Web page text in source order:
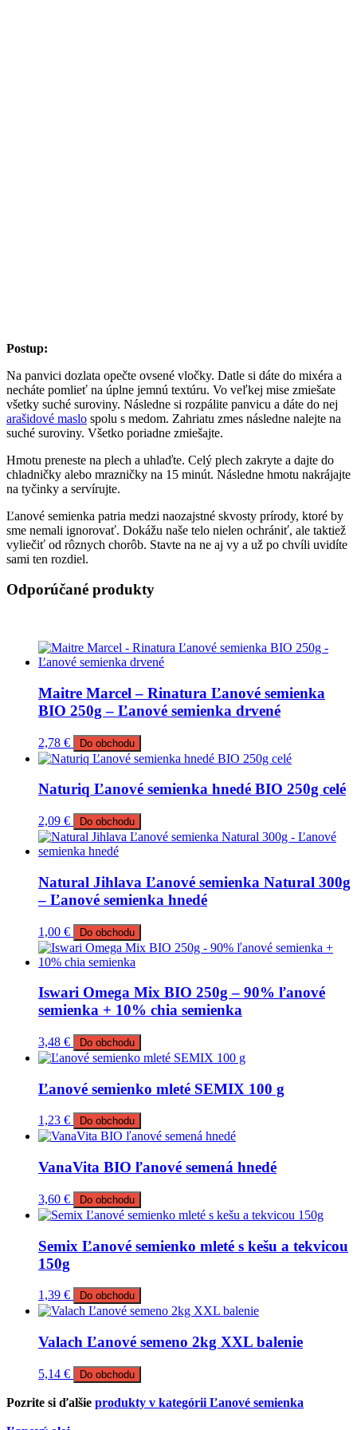
Postup:
Na panvici dozlata opečte ovsené vločky. Datle si dáte do mixéra a
necháte pomlieť na úplne jemnú textúru. Vo veľkej mise zmiešate
všetky suché suroviny. Následne si rozpálite panvicu a dáte do nej
arašidové maslo spolu s medom. Zahriatu zmes následne nalejte na
suché suroviny. Všetko poriadne zmiešajte.
Hmotu preneste na plech a uhlaďte. Celý plech zakryte a dajte do
chladničky alebo mrazničky na 15 minút. Následne hmotu nakrájajte
na tyčinky a servírujte.
Ľanové semienka patria medzi naozajstné skvosty prírody, ktoré by
sme nemali ignorovať. Dokážu naše telo nielen ochrániť, ale taktiež
vyliečiť od rôznych chorôb. Stavte na ne aj vy a už po chvíli uvidíte
sami ten rozdiel.
Odporúčané produkty
Maitre Marcel – Rinatura Ľanové semienka
BIO 250g – Ľanové semienka drvené
2,78 € Do obchodu
Naturiq Ľanové semienka hnedé BIO 250g celé
2,09 € Do obchodu
Natural Jihlava Ľanové semienka Natural 300g
– Ľanové semienka hnedé
1,00 € Do obchodu
Iswari Omega Mix BIO 250g – 90% ľanové
semienka + 10% chia semienka
3,48 € Do obchodu
Ľanové semienko mleté SEMIX 100 g
1,23 € Do obchodu
VanaVita BIO ľanové semená hnedé
3,60 € Do obchodu
Semix Ľanové semienko mleté s kešu a tekvicou
150g
1,39 € Do obchodu
Valach Ľanové semeno 2kg XXL balenie
5,14 € Do obchodu
Pozrite si ďalšie produkty v kategórii Ľanové semienka